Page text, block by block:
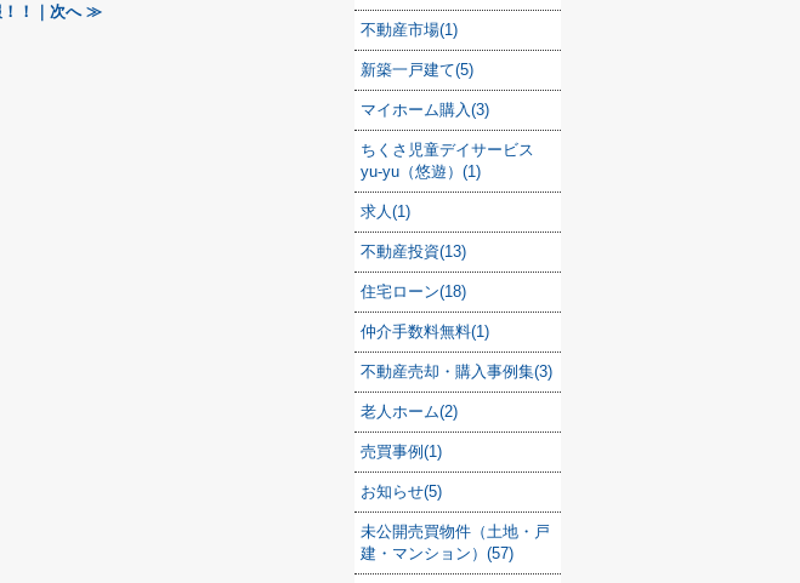
！！｜次へ ≫
不動産市場(1)
新築一戸建て(5)
マイホーム購入(3)
ちくさ児童デイサービス
yu-yu（悠遊）(1)
求人(1)
不動産投資(13)
住宅ローン(18)
仲介手数料無料(1)
不動産売却・購入事例集(3)
老人ホーム(2)
売買事例(1)
お知らせ(5)
未公開売買物件（土地・戸
建・マンション）(57)